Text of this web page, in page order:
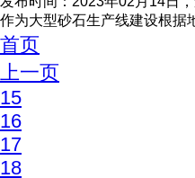
作为大型砂石生产线建设根据
首页
上一页
15
16
17
18